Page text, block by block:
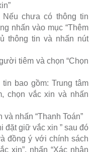
chưa có thông tin
nhấn vào mục “Thêm
thông tin và nhấn nút
tiêm và chọn “Chọn
bao gồm: Trung tâm
chọn vắc xin và nhấn
nhấn “Thanh Toán”
đặt giữ vắc xin ” sau đó
đồng ý với chính sách
xin”, nhấn “Xác nhận